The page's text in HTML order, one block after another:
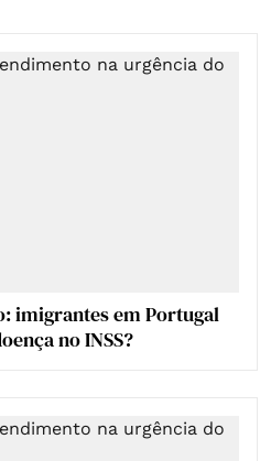
imigrantes em Portugal
no INSS?